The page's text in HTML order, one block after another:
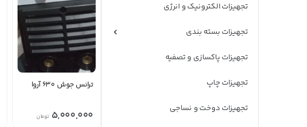
تجهیزات الکترونیک و انرژی
تجهیزات بسته بندی
تجهیزات پاکسازی و تصفیه
تجهیزات چاپ
تجهیزات دوخت و نساجی
ترانس جوش 630 آروا
5,000,000 تومان